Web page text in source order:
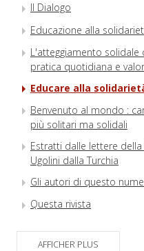
Il Dialogo
Educazione alla
L'atteggiamento solidale
pratica quotidiana e
Educare alla
Benvenuto al mondo :
più solitari ma solidali
Estratti dalle lettere della
Ugolini dalla Turchia
Gli autori di questo
Questa rivista
AFFICHER PLUS